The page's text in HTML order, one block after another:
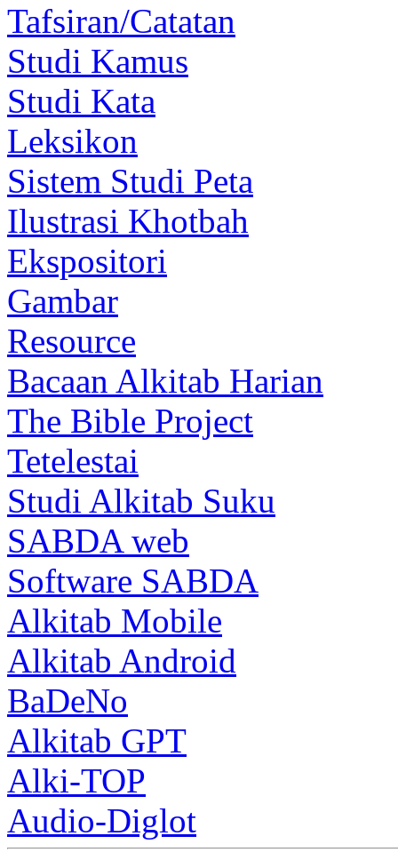
Tafsiran/Catatan
Studi Kamus
Studi Kata
Leksikon
Sistem Studi Peta
Ilustrasi Khotbah
Ekspositori
Gambar
Resource
Bacaan Alkitab Harian
The Bible Project
Tetelestai
Studi Alkitab Suku
SABDA web
Software SABDA
Alkitab Mobile
Alkitab Android
BaDeNo
Alkitab GPT
Alki-TOP
Audio-Diglot